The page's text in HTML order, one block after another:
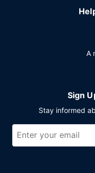
A
Sign
Stay informed